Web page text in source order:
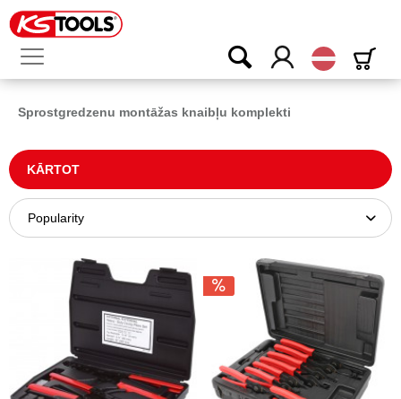
Latvijas
Sprostgredzenu montāžas knaibļu komplekti
KĀRTOT